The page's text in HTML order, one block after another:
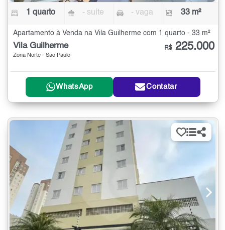
1 quarto - suíte - vaga 33 m²
Apartamento à Venda na Vila Guilherme com 1 quarto - 33 m²
Vila Guilherme
Zona Norte - São Paulo
R$ 225.000
WhatsApp Contatar